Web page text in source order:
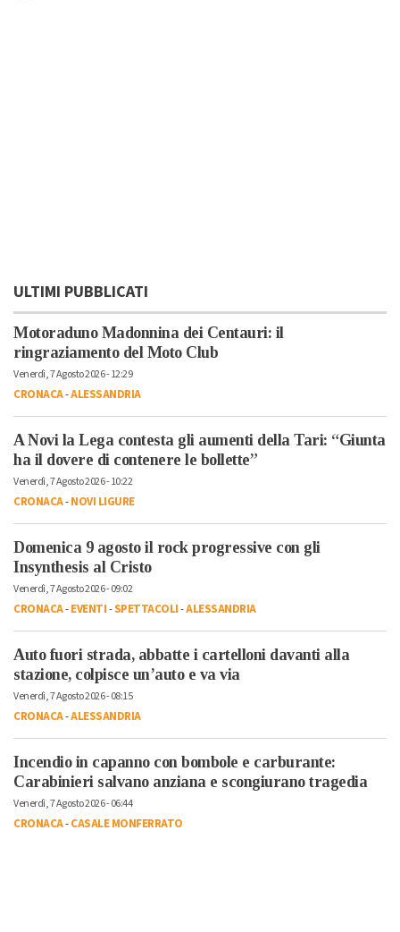
ULTIMI PUBBLICATI
Motoraduno Madonnina dei Centauri: il
ringraziamento del Moto Club
Venerdì, 7 Agosto 2026 - 12:29
CRONACA-ALESSANDRIA
A Novi la Lega contesta gli aumenti della Tari: “Giunta
ha il dovere di contenere le bollette”
Venerdì, 7 Agosto 2026 - 10:22
CRONACA-NOVI LIGURE
Domenica 9 agosto il rock progressive con gli
Insynthesis al Cristo
Venerdì, 7 Agosto 2026 - 09:02
CRONACA-EVENTI-SPETTACOLI-ALESSANDRIA
Auto fuori strada, abbatte i cartelloni davanti alla
stazione, colpisce un’auto e va via
Venerdì, 7 Agosto 2026 - 08:15
CRONACA-ALESSANDRIA
Incendio in capanno con bombole e carburante:
Carabinieri salvano anziana e scongiurano tragedia
Venerdì, 7 Agosto 2026 - 06:44
CRONACA-CASALE MONFERRATO